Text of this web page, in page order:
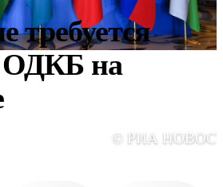
требуется
на
© РИА